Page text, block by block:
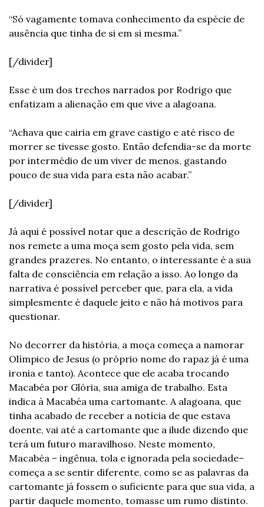
“Só vagamente tomava conhecimento da espécie de
ausência que tinha de si em si mesma.”
[/divider]
Esse é um dos trechos narrados por Rodrigo que
enfatizam a alienação em que vive a alagoana.
“Achava que cairia em grave castigo e até risco de
morrer se tivesse gosto. Então defendia-se da morte
por intermédio de um viver de menos, gastando
pouco de sua vida para esta não acabar.”
[/divider]
Já aqui é possível notar que a descrição de Rodrigo
nos remete a uma moça sem gosto pela vida, sem
grandes prazeres. No entanto, o interessante é a sua
falta de consciência em relação a isso. Ao longo da
narrativa é possível perceber que, para ela, a vida
simplesmente é daquele jeito e não há motivos para
questionar.
No decorrer da história, a moça começa a namorar
Olímpico de Jesus (o próprio nome do rapaz já é uma
ironia e tanto). Acontece que ele acaba trocando
Macabéa por Glória, sua amiga de trabalho. Esta
indica à Macabéa uma cartomante. A alagoana, que
tinha acabado de receber a notícia de que estava
doente, vai até a cartomante que a ilude dizendo que
terá um futuro maravilhoso. Neste momento,
Macabéa – ingênua, tola e ignorada pela sociedade–
começa a se sentir diferente, como se as palavras da
cartomante já fossem o suficiente para que sua vida, a
partir daquele momento, tomasse um rumo distinto.